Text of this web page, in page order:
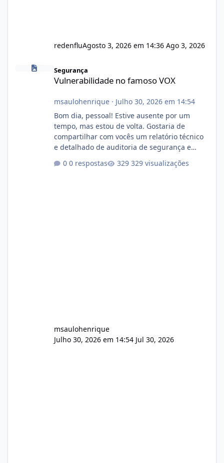
redenfluAgosto 3, 2026 em 14:36 Ago 3, 2026
Vulnerabilidade no famoso VOX
Segurança
Vulnerabilidade no famoso VOX
msaulohenrique· Julho 30, 2026 em 14:54
Bom dia, pessoal! Estive ausente por um
tempo, mas estou de volta. Gostaria de
compartilhar com vocês um relatório técnico
e detalhado de auditoria de segurança e
atualmente em circulação e comercialização
0 respostas 329 visualizações
msaulohenrique
Julho 30, 2026 em 14:54 Jul 30, 2026